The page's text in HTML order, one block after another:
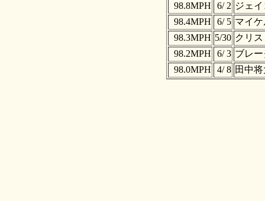
98.8MPH
6/ 2 ジェ
98.4MPH
6/ 5 マイ
98.3MPH 5/30 クリ
98.2MPH
6/ 3 ブレ
98.0MPH
4/ 8 田中